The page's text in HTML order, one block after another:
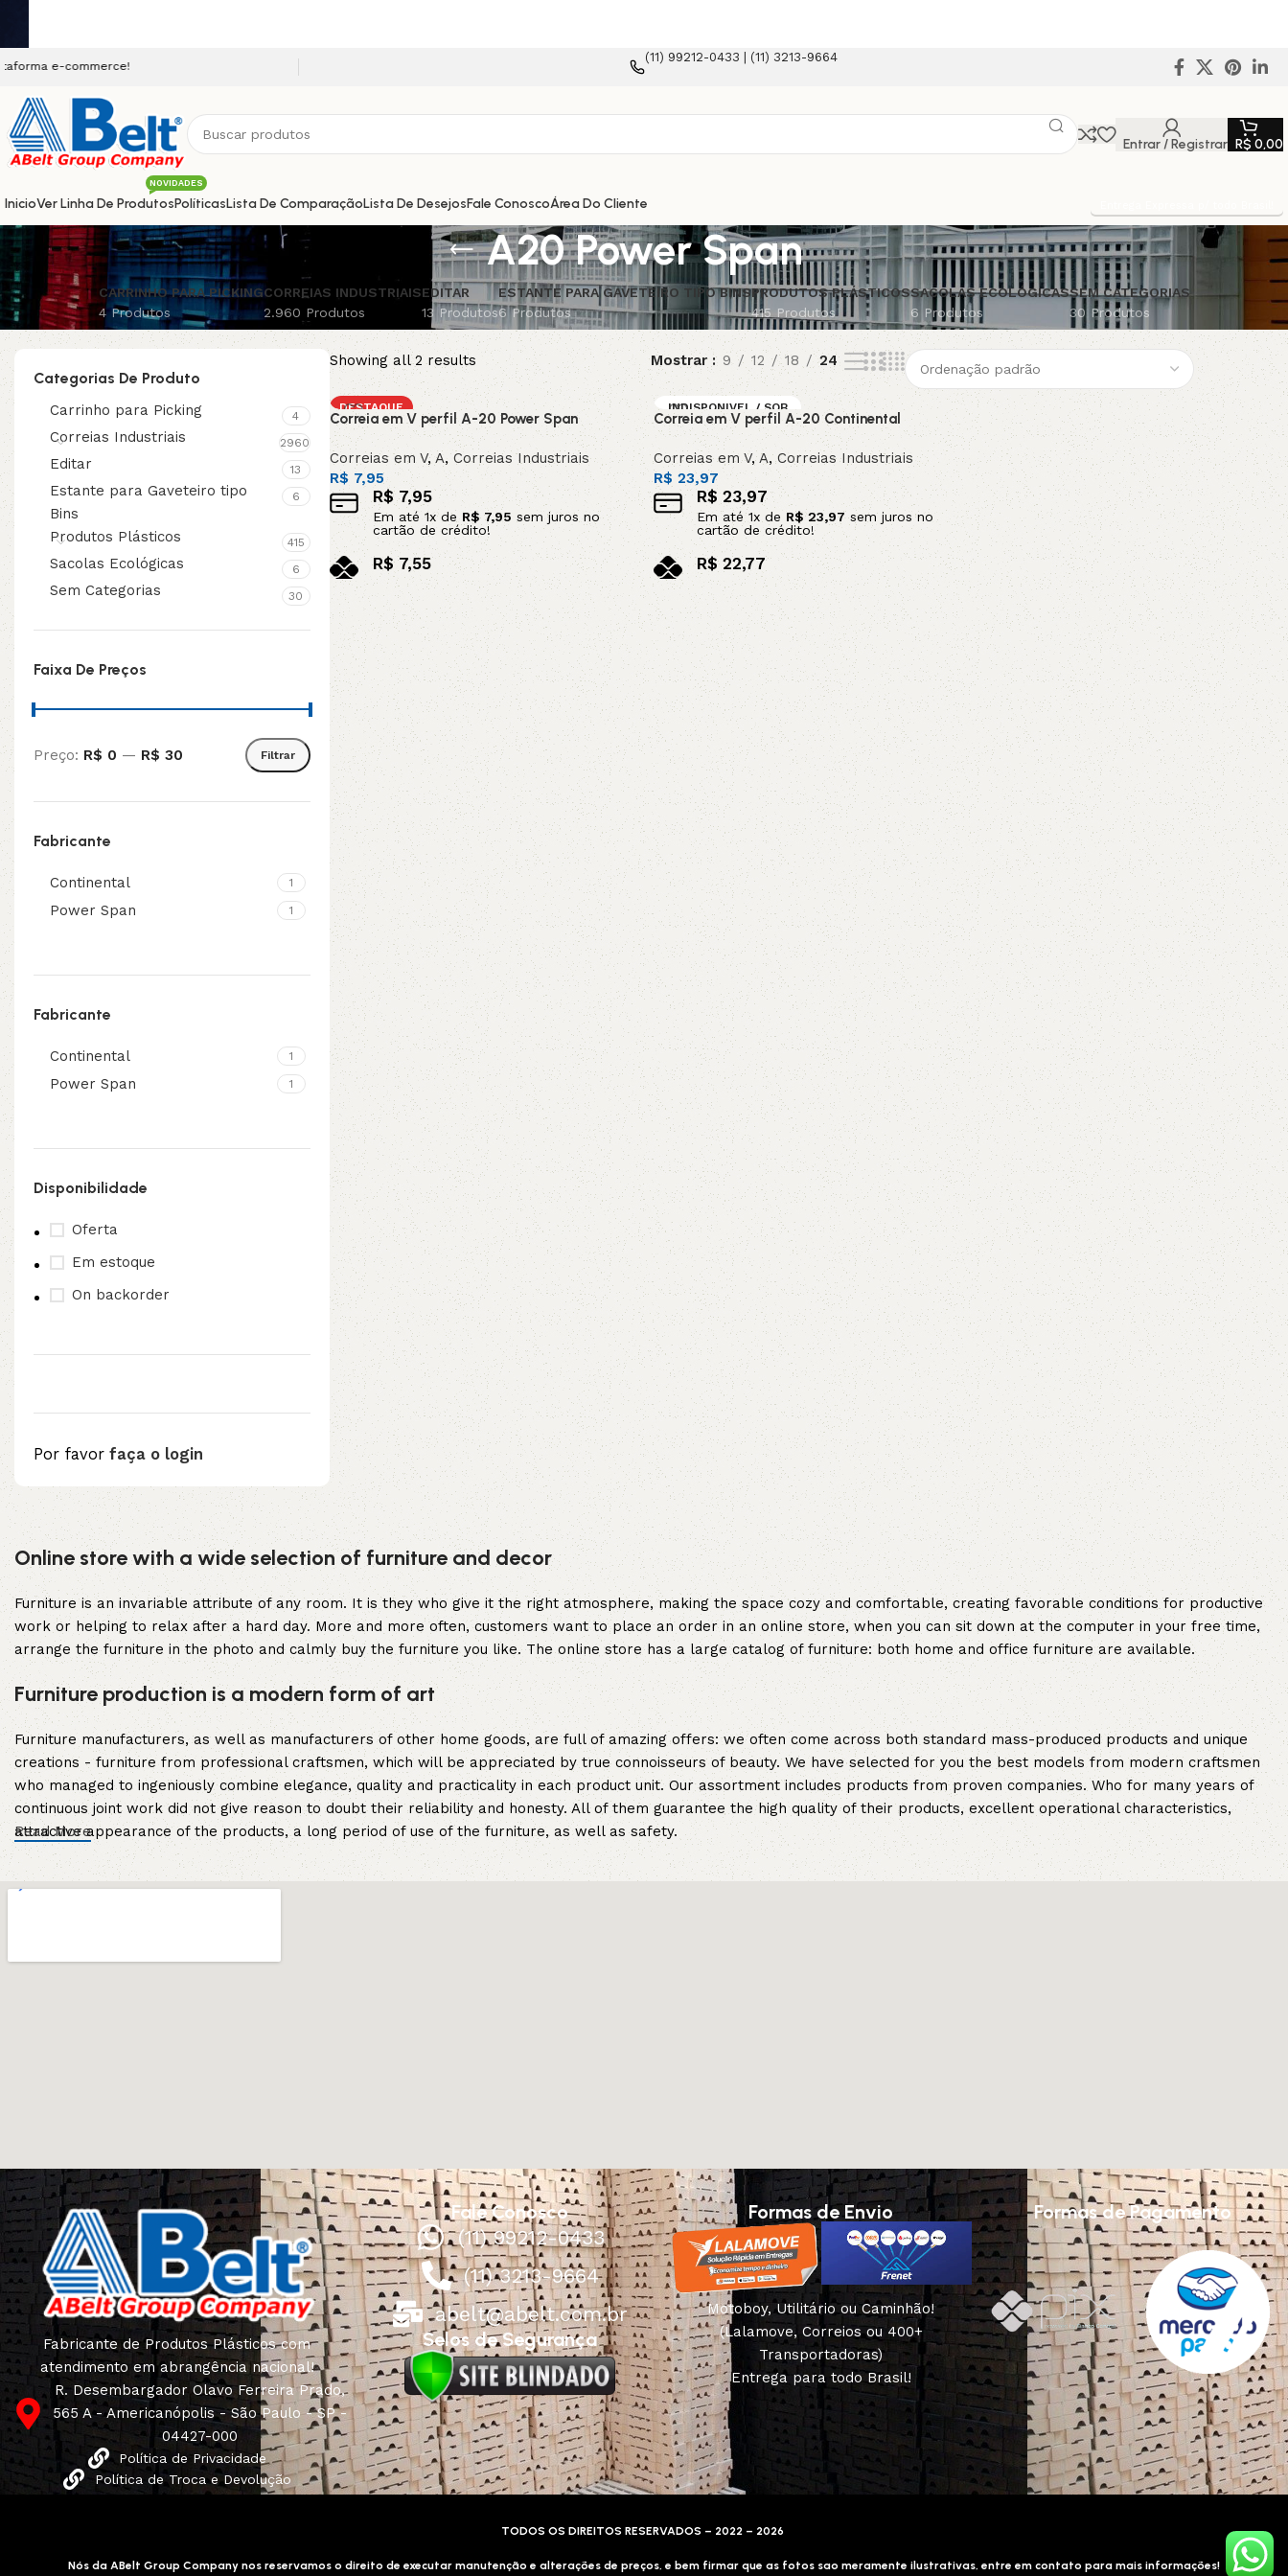
commerce!
(11) 99212-0433 | (11) 3213-9664
Entrar / Registrar R$ 0,00
InicioVer Linha De Produtos
NOVIDADES
3L 3VX 5V 5VX AA AVX
B BX C CC
PJ PJ PK PK
PL SPA SPB SPZ
XPZ ZX
PolíticasLista De ComparaçãoLista De DesejosFale ConoscoÁrea Do Cliente
A20 Power Span
CARRINHO PARA PICKING
4 Produtos
CORREIAS INDUSTRIAIS
2.960 Produtos
EDITAR
13 Produtos
ESTANTE PARA GAVETEIRO TIPO BINS
6 Produtos
PRODUTOS PLÁSTICOS
415 Produtos
SACOLAS ECOLÓGICAS
6 Produtos
SEM CATEGORIAS
30 Produtos
Categorias De Produto
Carrinho para Picking 4
Correias Industriais 2960
Editar 13
Estante para Gaveteiro tipo
Bins
6
Produtos Plásticos 415
Sacolas Ecológicas 6
Sem Categorias 30
Faixa De Preços
Filtrar
Preço: R$ 0 — R$ 30
Fabricante
Continental 1
Power Span 1
Fabricante
Continental 1
Power Span 1
Disponibilidade
Oferta
Em estoque
On backorder
Por favor faça o login
Upholstered chair
Discount 10%
Shop Now
Showing all 2 results Mostrar 9 12 18 24
DESTAQUE
Correia em V perfil A-20 Power Span
Correias em V,A,Correias Industriais
R$7,95
R$7,95
Em até 1x de R$7,95 sem juros no
cartão de crédito!
R$7,55
no pix
Adicionar ao carrinho
INDISPONIVEL / SOB
ENCOMENDA
Correia em V perfil A-20 Continental
Correias em V,A,Correias Industriais
R$ 23,97
R$ 23,97
Em até1x de R$23,97sem juros no
cartão de crédito!
R$22,77
no pix
Leia mais
Online store with a wide selection of furniture and decor
Furniture is an invariable attribute of any room. It is they who give it the right atmosphere, making the space cozy and comfortable, creating favorable conditions for productive
work or helping to relax after a hard day. More and more often, customers want to place an order in an online store, when you can sit down at the computer in your free time,
arrange the furniture in the photo and calmly buy the furniture you like. The online store has a large catalog of furniture: both home and office furniture are available.
Furniture production is a modern form of art
Furniture manufacturers, as well as manufacturers of other home goods, are full of amazing offers: we often come across both standard mass-produced products and unique
creations - furniture from professional craftsmen, which will be appreciated by true connoisseurs of beauty. We have selected for you the best models from modern craftsmen
who managed to ingeniously combine elegance, quality and practicality in each product unit. Our assortment includes products from proven companies. Who for many years of
continuous joint work did not give reason to doubt their reliability and honesty. All of them guarantee the high quality of their products, excellent operational characteristics,
attractive appearance of the products, a long period of use of the furniture, as well as safety.
Read More
Fabricante de Produtos Plásticos com
atendimento em abrangência nacional!
R. Desembargador Olavo Ferreira Prado,
565 A - Americanópolis - São Paulo - SP -
04427-000
Política de Privacidade
Política de Troca e Devolução
Fale Conosco
(11) 99212-0433
(11) 3213-9664
abelt@abelt.com.br
Selos de Segurança
Formas de Envio
Motoboy, Utilitário ou Caminhão!
(Lalamove, Correios ou 400+
Transportadoras)
Entrega para todo Brasil!
Formas de Pagamento
TODOS OS DIREITOS RESERVADOS – 2022 – 2026
Nós da ABelt Group Company nos reservamos o direito de executar manutenção e alterações de preços, e bem firmar que as fotos sao meramente ilustrativas, entre em contato para mais informações!